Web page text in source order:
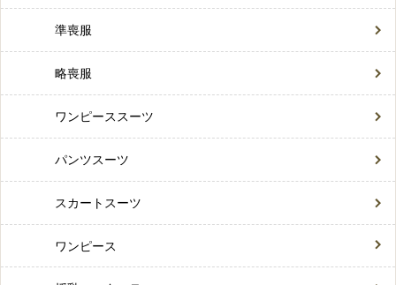
準喪服
略喪服
ワンピーススーツ
パンツスーツ
スカートスーツ
ワンピース